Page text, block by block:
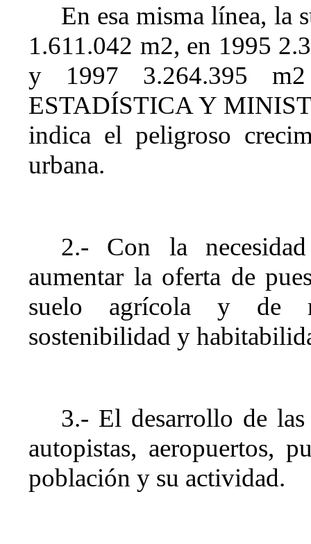
En esa misma línea, la
1.611.042 m2, en 1995
y 1997 3.264.395
ESTADÍSTICA Y
indica el peligroso
urbana.
2.- Con la
aumentar la oferta de
suelo agrícola y de
sostenibilidad y
3.- El desarrollo de las
autopistas, aeropuertos,
población y su actividad.